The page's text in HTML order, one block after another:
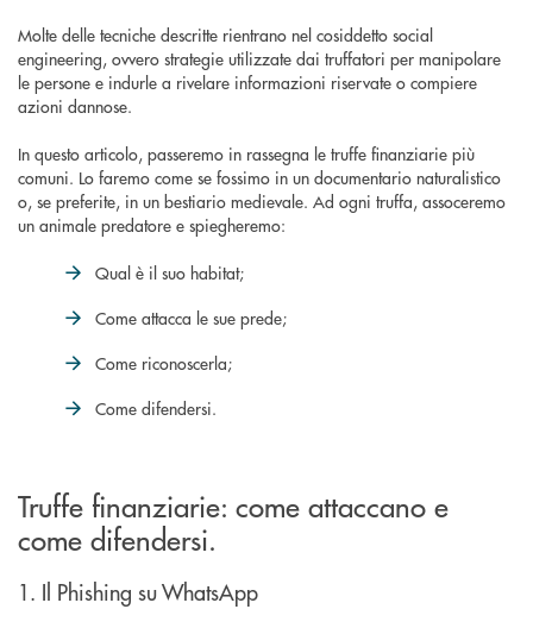
Molte delle tecniche descritte rientrano nel cosiddetto social
engineering, ovvero strategie utilizzate dai truffatori per manipolare
le persone e indurle a rivelare informazioni riservate o compiere
azioni dannose.
In questo articolo, passeremo in rassegna le truffe finanziarie più
comuni. Lo faremo come se fossimo in un documentario naturalistico
o, se preferite, in un bestiario medievale. Ad ogni truffa, assoceremo
un animale predatore e spiegheremo:
Qual è il suo habitat;
Come attacca le sue prede;
Come riconoscerla;
Come difendersi.
Truffe finanziarie: come attaccano e
come difendersi.
1. Il Phishing su WhatsApp